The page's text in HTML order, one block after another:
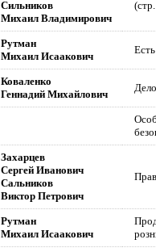
Сильников
Михаил Владимирович
Рутман
Михаил Исаакович
Коваленко
Геннадий Михайлович
Захарцев
Сергей Иванович
Сальников
Виктор Петрович
Рутман
Михаил Исаакович